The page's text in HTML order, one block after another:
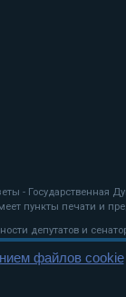
-
пункты печати и
депутатов и
файлов cookie